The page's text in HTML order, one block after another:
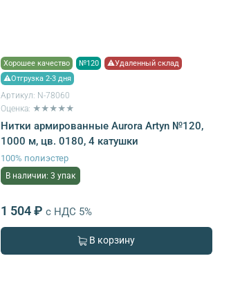
Хорошее качество №120
⚠Удаленный склад
⚠Отгрузка 2-3 дня
Артикул: N-78060
Оценка: ★★★★★
Нитки армированные Aurora Artyn №120,
1000 м, цв. 0180, 4 катушки
100% полиэстер
В наличии: 3 упак
1 504 ₽ с НДС 5%
В корзину